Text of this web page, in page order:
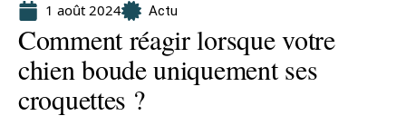
1 août 2024 Actu
Comment réagir lorsque votre
chien boude uniquement ses
croquettes ?